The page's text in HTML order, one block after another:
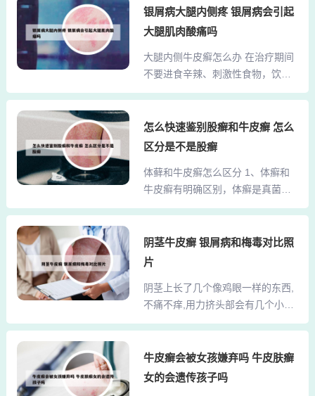
要是抗真菌治疗，最常用的是外用
药物，比如布替萘芬乳膏、特比萘
重的股癣患者反复发作的时候，可
以口服抗真菌的药物，比如伊曲康
唑胶囊或者特比萘芬片等。3...
香、桂皮、芥末等各种调味品，以
防加重病情。2、肉食类牛皮癣患者
不宜吃牛肉、羊肉、驴肉、羊肉、
狗肉、鸡鸭肉、鸽子肉、鸟肉等肉
皮癣的治疗。还有各种海鲜制品比
如鱼、虾、蟹，以及热性鱼比如黄
免引起皮肤过敏，加重病情。3、牛
皮癣患者在饮食上需特别注意，以
下几点尤为重要：首先，多吃...
银屑病大腿内侧疼 银屑病会引起
大腿肌肉酸痛吗
大腿内侧牛皮癣怎么办 在治疗期间
不要进食辛辣、刺激性食物，饮食
以清淡为主，选择穿宽松的贴身衣
洗澡时，不要用热水烫洗患处，不
要用碱性沐浴露。每次洗完澡后可
肤湿润，出现瘙痒的症状时，尽量
避免搔抓，防止感染。牛皮癣就是
银屑病，发生在大腿内侧的牛皮
理，以免刺激皮肤。可以尝试局部
给予糠酸莫米松乳膏早1次，卡泊三
果做真菌镜检以及培养的检测，可
以见到真菌的菌丝以及孢子的...
怎么快速鉴别股癣和牛皮癣 怎么
区分是不是股癣
体藓和牛皮癣怎么区分 1、体癣和
牛皮癣有明确区别，体癣是真菌感
染性皮肤病，多由接触感染而来，
斑边缘炎症反应比较重，也可以出
现水疱、脱屑、瘙痒等表现。可以
看到致病的微生物。治疗主要通过
外用抗真菌药物，可以治愈。2、生
活中牛皮癣与体癣是非常容易弄混
有区别的，我们可以根据其临床特
点来区分：牛皮藓的特征表现本病
阴茎牛皮癣 银屑病和梅毒对比照
片
阴茎上长了几个像鸡眼一样的东西,
不痛不痒,用力挤头部会有几个小
孔... 1、您好，根据您的描述，可能
囊肿也被称为“粉瘤”，通常分布在头
部、躯干或生殖器的皮肤或皮下组
牛皮癣会被女孩嫌弃吗 牛皮肤癣
女的会遗传孩子吗